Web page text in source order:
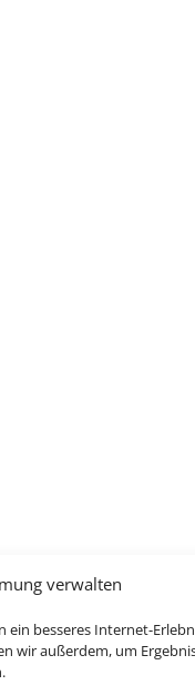
verwalten
besseres Internet-
wir außerdem, um